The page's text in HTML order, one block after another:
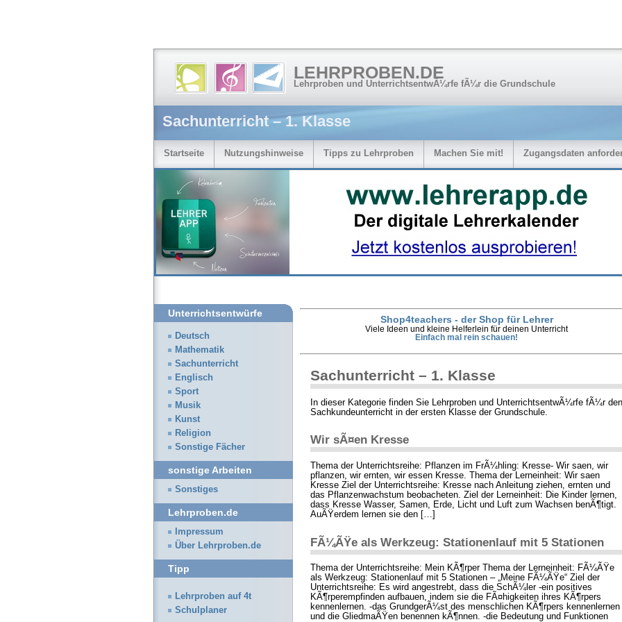
LEHRPROBEN.DE
Lehrproben und UnterrichtsentwÃ¼rfe fÃ¼r die Grundschule
Sachunterricht – 1. Klasse
Startseite Nutzungshinweise Tipps zu Lehrproben Machen Sie mit! Zugangsdaten
Shop4teachers - der Shop für Lehrer
Viele Ideen und kleine Helferlein für deinen Unterricht
Einfach mal rein schauen!
Sachunterricht – 1. Klasse
In dieser Kategorie finden Sie Lehrproben und UnterrichtsentwÃ¼rfe fÃ¼r den
Sachkundeunterricht in der ersten Klasse der Grundschule.
Wir sÃ¤en Kresse
Thema der Unterrichtsreihe: Pflanzen im FrÃ¼hling: Kresse- Wir saen, wir
pflanzen, wir ernten, wir essen Kresse. Thema der Lerneinheit: Wir saen
Kresse Ziel der Unterrichtsreihe: Kresse nach Anleitung ziehen, ernten und
das Pflanzenwachstum beobacheten. Ziel der Lerneinheit: Die Kinder lernen,
dass Kresse Wasser, Samen, Erde, Licht und Luft zum Wachsen benÃ¶tigt.
AuÃŸerdem lernen sie den […]
FÃ¼ÃŸe als Werkzeug: Stationenlauf mit 5 Stationen
Thema der Unterrichtsreihe: Mein KÃ¶rper Thema der Lerneinheit: FÃ¼ÃŸe
als Werkzeug: Stationenlauf mit 5 Stationen – „Meine FÃ¼ÃŸe“ Ziel der
Unterrichtsreihe: Es wird angestrebt, dass die SchÃ¼ler -ein positives
KÃ¶rperempfinden aufbauen, indem sie die FÃ¤higkeiten ihres KÃ¶rpers
kennenlernen. -das GrundgerÃ¼st des menschlichen KÃ¶rpers kennenlernen
und die GliedmaÃŸen benennen kÃ¶nnen. -die Bedeutung und Funktionen
Unterrichtsentwürfe
Deutsch
Mathematik
Sachunterricht
Englisch
Sport
Musik
Kunst
Religion
Sonstige Fächer
sonstige Arbeiten
Sonstiges
Lehrproben.de
Impressum
Über Lehrproben.de
Tipp
Lehrproben auf 4t
Schulplaner